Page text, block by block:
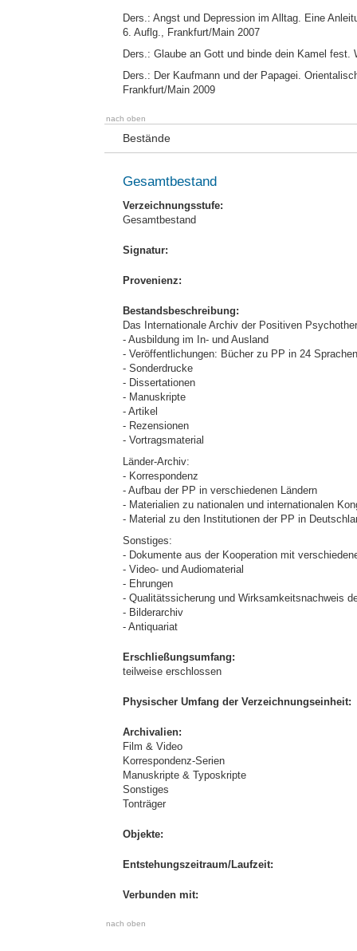
Ders.: Angst und Depression im Alltag. Eine
6. Auflg., Frankfurt/Main 2007
Ders.: Glaube an Gott und binde dein Kamel
Ders.: Der Kaufmann und der Papagei.
Frankfurt/Main 2009
nach oben
Bestände
Gesamtbestand
Verzeichnungsstufe:
Gesamtbestand
Signatur:
Provenienz:
Bestandsbeschreibung:
Das Internationale Archiv der Positiven
- Ausbildung im In- und Ausland
- Veröffentlichungen: Bücher zu PP in 24 Sprachen
- Sonderdrucke
- Dissertationen
- Manuskripte
- Artikel
- Rezensionen
- Vortragsmaterial
Länder-Archiv:
- Korrespondenz
- Aufbau der PP in verschiedenen Ländern
- Materialien zu nationalen und internationalen
- Material zu den Institutionen der PP in
Sonstiges:
- Dokumente aus der Kooperation mit
- Video- und Audiomaterial
- Ehrungen
- Qualitätssicherung und Wirksamkeitsnachweis
- Bilderarchiv
- Antiquariat
Erschließungsumfang:
teilweise erschlossen
Physischer Umfang der Verzeichnungseinheit:
Archivalien:
Film & Video
Korrespondenz-Serien
Manuskripte & Typoskripte
Sonstiges
Tonträger
Objekte:
Entstehungszeitraum/Laufzeit:
Verbunden mit:
nach oben